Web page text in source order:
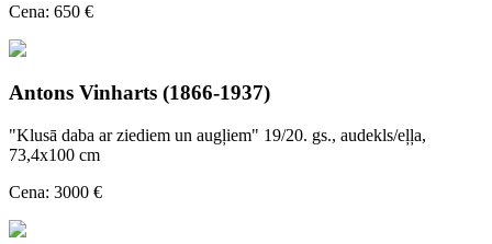
Cena: 650 €
Antons Vinharts (1866-1937)
"Klusā daba ar ziediem un augļiem" 19/20. gs., audekls/eļļa,
73,4x100 cm
Cena: 3000 €